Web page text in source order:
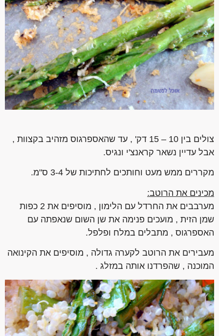
צולים בין 10 – 15 דק' , עד שהאספרגוס מזהיב בקצוות ,
אבל עדיין נשאר קראנצ'י ונגיס.
מקררים ממש מעט וחותכים לחתיכות של 3-4 ס"מ.
מכינים את הרוטב:
מערבבים את החרדל עם הלימון , מוסיפים את 2 כפות
שמן הזית , מועכים פנימה את שן השום שנאפתה עם
האספרגוס , מתבלים במלח ופלפל.
מעבירים את הרוטב לקערה גדולה , מוסיפים את הקינואה
המוכנה , שהפרדנו אותה במזלג .